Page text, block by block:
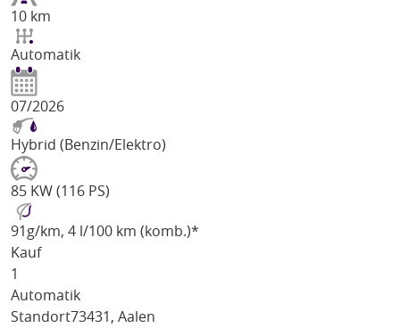
10 km
Automatik
07/2026
Hybrid (Benzin/Elektro)
85 KW (116 PS)
91 g/km, 4 l/100 km (komb.)*
Kauf
1
Automatik
Standort73431, Aalen